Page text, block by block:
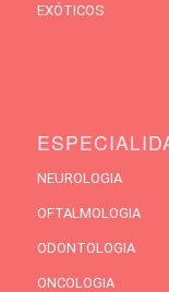
EXÓTICOS
NEUROLOGIA
OFTALMOLOGIA
ODONTOLOGIA
ONCOLOGIA